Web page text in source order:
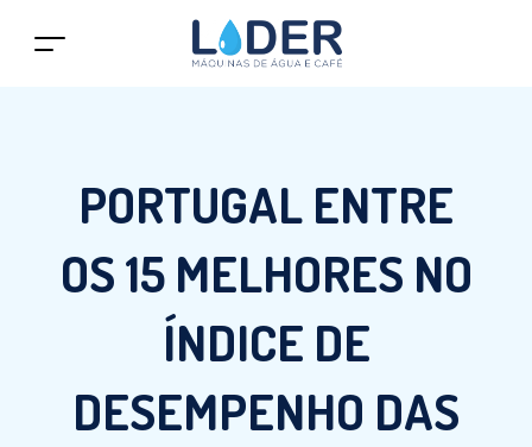
PORTUGAL ENTRE
OS 15 MELHORES NO
ÍNDICE DE
DESEMPENHO DAS